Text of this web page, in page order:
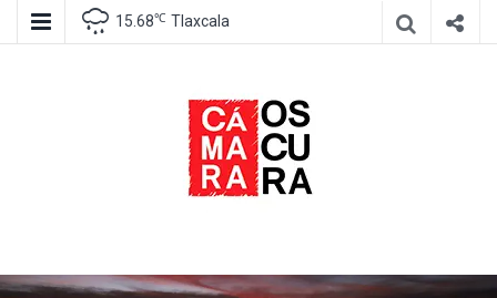
15.68℃ Tlaxcala
Cámara